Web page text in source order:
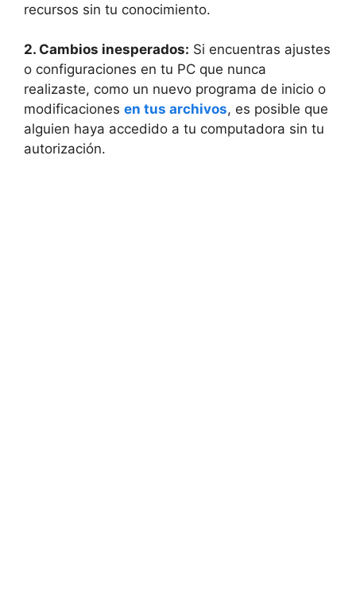
recursos sin⁣ tu conocimiento.
2. Cambios inesperados: Si encuentras ajustes
o configuraciones en⁤ tu PC​ que nunca
realizaste, como un nuevo programa de inicio o
modificaciones en tus archivos, es posible que
alguien haya accedido ⁣a tu computadora sin tu
autorización.